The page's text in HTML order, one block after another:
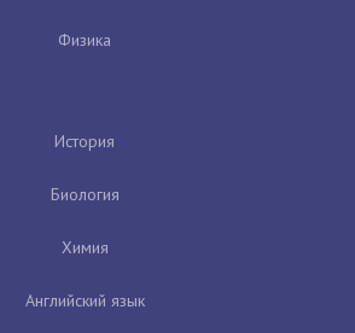
Физика
История
Биология
Химия
Английский язык